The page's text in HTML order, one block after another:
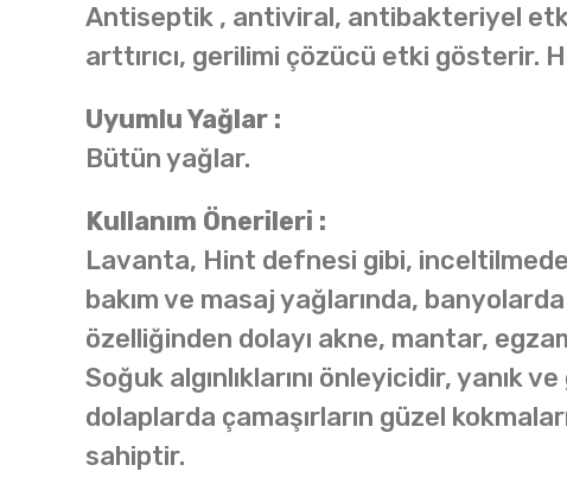
Antiseptik , antiviral, antibakteriyel
arttırıcı, gerilimi çözücü etki gösterir.
Uyumlu Yağlar :
Bütün yağlar.
Kullanım Önerileri :
Lavanta, Hint defnesi gibi,
bakım ve masaj yağlarında,
özelliğinden dolayı akne, mantar,
Soğuk algınlıklarını önleyicidir, yanık
dolaplarda çamaşırların güzel
sahiptir.